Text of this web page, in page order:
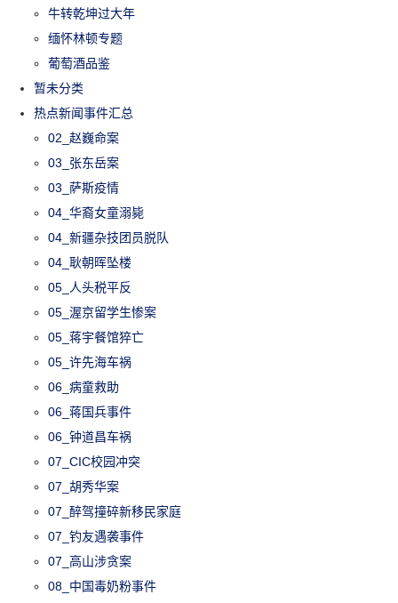
牛转乾坤过大年
缅怀林顿专题
葡萄酒品鉴
暂未分类
热点新闻事件汇总
02_赵巍命案
03_张东岳案
03_萨斯疫情
04_华裔女童溺毙
04_新疆杂技团员脱队
04_耿朝晖坠楼
05_人头税平反
05_渥京留学生惨案
05_蒋宇餐馆猝亡
05_许先海车祸
06_病童救助
06_蒋国兵事件
06_钟道昌车祸
07_CIC校园冲突
07_胡秀华案
07_醉驾撞碎新移民家庭
07_钓友遇袭事件
07_高山涉贪案
08_中国毒奶粉事件